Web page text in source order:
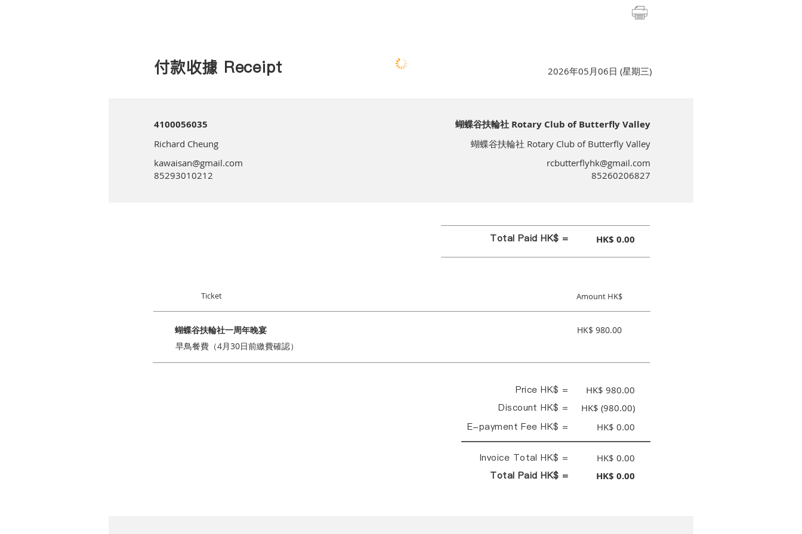
付款收據 Receipt 2026年05月06日 (星期三)
4100056035
Richard Cheung
kawaisan@gmail.com
85293010212
蝴蝶谷扶輪社 Rotary Club of Butterfly Valley
蝴蝶谷扶輪社 Rotary Club of Butterfly Valley
rcbutterflyhk@gmail.com
85260206827
Total Paid HK$ = HK$ 0.00
Ticket Amount HK$
蝴蝶谷扶輪社一周年晚宴
HK$ 980.00
早鳥餐費（4月30日前繳費確認）
Price HK$ = HK$ 980.00
Discount HK$ = HK$ (980.00)
E-payment Fee HK$ = HK$ 0.00
Invoice Total HK$ = HK$ 0.00
Total Paid HK$ = HK$ 0.00